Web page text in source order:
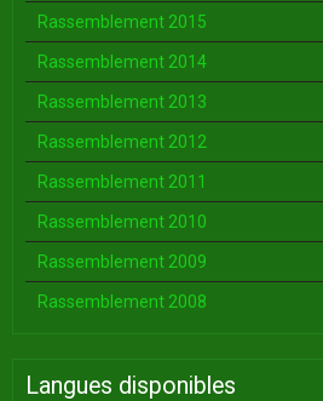
Rassemblement 2015
Rassemblement 2014
Rassemblement 2013
Rassemblement 2012
Rassemblement 2011
Rassemblement 2010
Rassemblement 2009
Rassemblement 2008
Langues disponibles